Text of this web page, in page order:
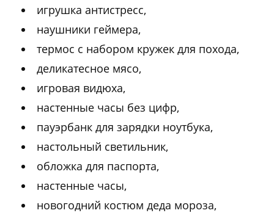
игрушка антистресс,
наушники геймера,
термос с набором кружек для похода,
деликатесное мясо,
игровая видюха,
настенные часы без цифр,
пауэрбанк для зарядки ноутбука,
настольный светильник,
обложка для паспорта,
настенные часы,
новогодний костюм деда мороза,